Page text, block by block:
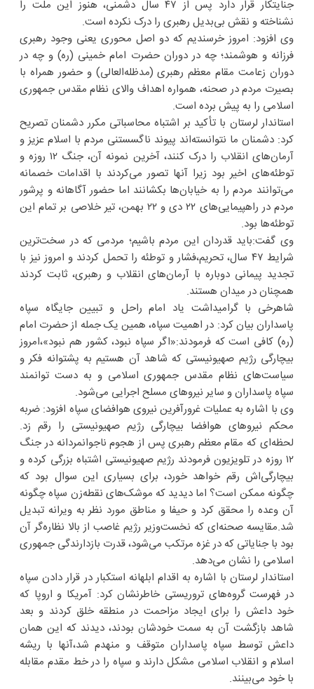
جنایتکار قرار دارد پس از ۴۷ سال دشمنی، هنوز این ملت را
نشناخته و نقش بی‌بدیل رهبری را درک نکرده است.
وی افزود: امروز خرسندیم که دو اصل محوری یعنی وجود رهبری
فرزانه و هوشمند؛ چه در دوران حضرت امام خمینی (ره) و چه در
دوران زعامت مقام معظم رهبری (مدظله‌العالی) و حضور همراه با
بصیرت مردم در صحنه، همواره اهداف والای نظام مقدس جمهوری
اسلامی را به پیش برده است.
استاندار لرستان با تأکید بر اشتباه محاسباتی مکرر دشمنان تصریح
کرد: دشمنان ما نتوانسته‌اند پیوند ناگسستنی مردم با اسلام عزیز و
آرمان‌های انقلاب را درک کنند، آخرین نمونه آن، جنگ ۱۲ روزه و
توطئه‌های اخیر بود زیرا آنها تصور می‌کردند با اقدامات خصمانه
می‌توانند مردم را به خیابان‌ها بکشانند اما حضور آگاهانه و پرشور
مردم در راهپیمایی‌های ۲۲ دی و ۲۲ بهمن، تیر خلاصی بر تمام این
توطئه‌ها بود.
وی گفت:باید قدردان این مردم باشیم؛ مردمی که در سخت‌ترین
شرایط ۴۷ سال، تحریم،فشار و توطئه را تحمل کردند و امروز نیز با
تجدید پیمانی دوباره با آرمان‌های انقلاب و رهبری، ثابت کردند
همچنان در میدان هستند.
شاهرخی با گرامیداشت یاد امام راحل و تبیین جایگاه سپاه
پاسداران بیان کرد: در اهمیت سپاه، همین یک جمله از حضرت امام
(ره) کافی است که فرمودند:«اگر سپاه نبود، کشور هم نبود»،امروز
بیچارگی رژیم صهیونیستی که شاهد آن هستیم به پشتوانه فکر و
سیاست‌های نظام مقدس جمهوری اسلامی و به دست توانمند
سپاه پاسداران و سایر نیروهای مسلح اجرایی می‌شود.
وی با اشاره به عملیات غرورآفرین نیروی هوافضای سپاه افزود: ضربه
محکم نیروهای هوافضا بیچارگی رژیم صهیونیستی را رقم زد.
لحظه‌ای که مقام معظم رهبری پس از هجوم ناجوانمردانه در جنگ
۱۲ روزه در تلویزیون فرمودند رژیم صهیونیستی اشتباه بزرگی کرده و
بیچارگی‌اش رقم خواهد خورد، برای بسیاری این سوال بود که
چگونه ممکن است؟ اما دیدید که موشک‌های نقطه‌زن سپاه چگونه
آن وعده را محقق کرد و حیفا و مناطق مورد نظر به ویرانه تبدیل
شد.مقایسه صحنه‌ای که نخست‌وزیر رژیم غاصب از بالا نظاره‌گر آن
بود با جنایاتی که در غزه مرتکب می‌شود، قدرت بازدارندگی جمهوری
اسلامی را نشان می‌دهد.
استاندار لرستان با اشاره به اقدام ابلهانه استکبار در قرار دادن سپاه
در فهرست گروه‌های تروریستی خاطرنشان کرد: آمریکا و اروپا که
خود داعش را برای ایجاد مزاحمت در منطقه خلق کردند و بعد
شاهد بازگشت آن به سمت خودشان بودند، دیدند که این همان
داعش توسط سپاه پاسداران متوقف و منهدم شد،آنها با ریشه
اسلام و انقلاب اسلامی مشکل دارند و سپاه را در خط مقدم مقابله
با خود می‌بینند.